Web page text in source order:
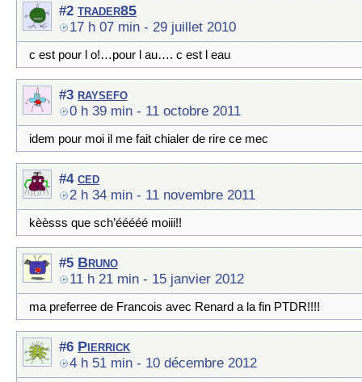
#2 trader85
17 h 07 min - 29 juillet 2010
c est pour l o!…pour l au…. c est l eau
#3 raysefo
0 h 39 min - 11 octobre 2011
idem pour moi il me fait chialer de rire ce mec
#4 ced
2 h 34 min - 11 novembre 2011
kèèsss que sch’ééééé moiii!!
#5 Bruno
11 h 21 min - 15 janvier 2012
ma preferree de Francois avec Renard a la fin PTDR!!!!
#6 Pierrick
4 h 51 min - 10 décembre 2012